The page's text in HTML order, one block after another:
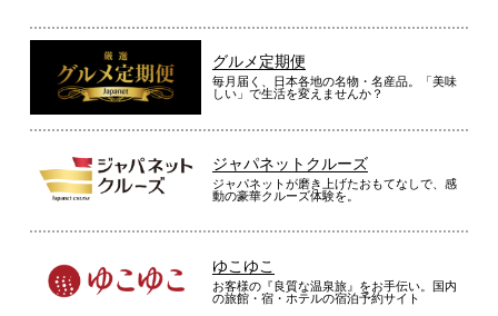
グルメ定期便
毎月届く、日本各地の名物・名産品。「美味
しい」で生活を変えませんか？
ジャパネットクルーズ
ジャパネットが磨き上げたおもてなしで、感
動の豪華クルーズ体験を。
ゆこゆこ
お客様の『良質な温泉旅』をお手伝い。国内
の旅館・宿・ホテルの宿泊予約サイト